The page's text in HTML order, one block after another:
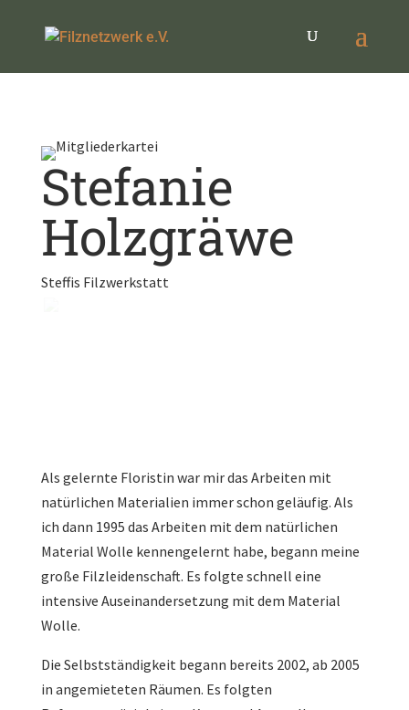
Stefanie
Holzgräwe
Steffis Filzwerkstatt
Als gelernte Floristin war mir das Arbeiten mit
natürlichen Materialien immer schon geläufig. Als
ich dann 1995 das Arbeiten mit dem natürlichen
Material Wolle kennengelernt habe, begann meine
große Filzleidenschaft. Es folgte schnell eine
intensive Auseinandersetzung mit dem Material
Wolle.
Die Selbstständigkeit begann bereits 2002, ab 2005
in angemieteten Räumen. Es folgten